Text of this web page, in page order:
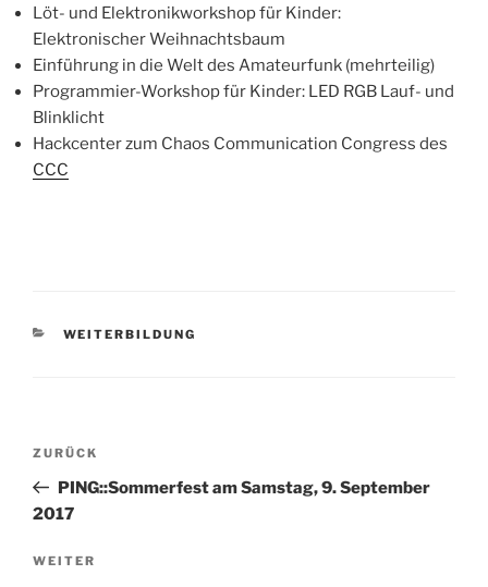
Löt- und Elektronikworkshop für Kinder:
Elektronischer Weihnachtsbaum
Einführung in die Welt des Amateurfunk (mehrteilig)
Programmier-Workshop für Kinder: LED RGB Lauf- und
Blinklicht
Hackcenter zum Chaos Communication Congress des
CCC
KATEGORIEN
WEITERBILDUNG
Beitragsnavigation
Vorheriger
Beitrag
ZURÜCK
PING::Sommerfest am Samstag, 9. September
2017
Nächster
WEITER